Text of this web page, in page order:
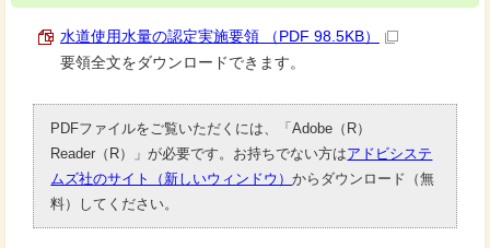
水道使用水量の認定実施要領 （PDF 98.5KB）
要領全文をダウンロードできます。
PDFファイルをご覧いただくには、「Adobe（R）
Reader（R）」が必要です。お持ちでない方はアドビシステ
ムズ社のサイト（新しいウィンドウ）からダウンロード（無
料）してください。